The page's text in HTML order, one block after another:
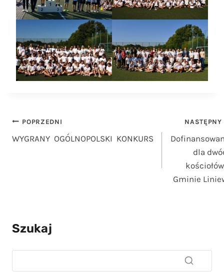
Nawigacja
wpisu
POPRZEDNI
WYGRANY OGÓLNOPOLSKI KONKURS
NASTĘPNY
dla
Gminie
Szukaj